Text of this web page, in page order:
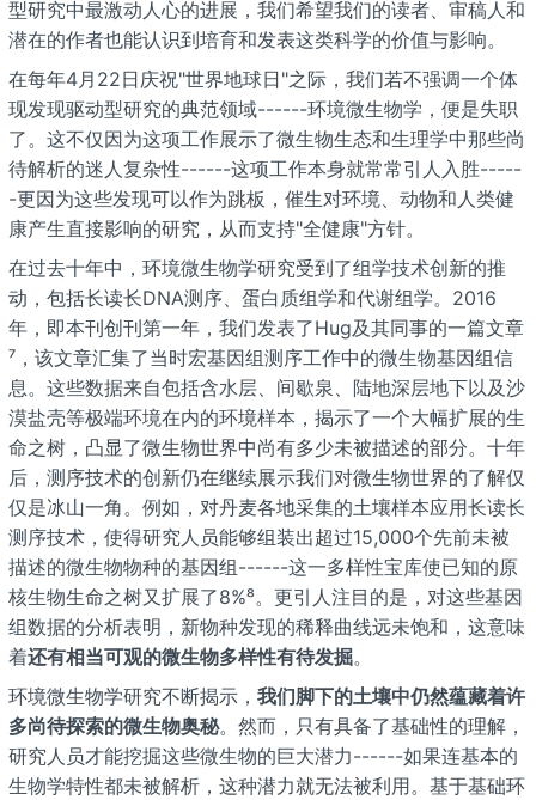
型研究中最激动人心的进展，我们希望我们的读者、审稿人和
潜在的作者也能认识到培育和发表这类科学的价值与影响。
在每年4月22日庆祝"世界地球日"之际，我们若不强调一个体
现发现驱动型研究的典范领域------环境微生物学，便是失职
了。这不仅因为这项工作展示了微生物生态和生理学中那些尚
待解析的迷人复杂性------这项工作本身就常常引人入胜-----
-更因为这些发现可以作为跳板，催生对环境、动物和人类健
康产生直接影响的研究，从而支持"全健康"方针。
在过去十年中，环境微生物学研究受到了组学技术创新的推
动，包括长读长DNA测序、蛋白质组学和代谢组学。2016
年，即本刊创刊第一年，我们发表了Hug及其同事的一篇文章
⁷，该文章汇集了当时宏基因组测序工作中的微生物基因组信
息。这些数据来自包括含水层、间歇泉、陆地深层地下以及沙
漠盐壳等极端环境在内的环境样本，揭示了一个大幅扩展的生
命之树，凸显了微生物世界中尚有多少未被描述的部分。十年
后，测序技术的创新仍在继续展示我们对微生物世界的了解仅
仅是冰山一角。例如，对丹麦各地采集的土壤样本应用长读长
测序技术，使得研究人员能够组装出超过15,000个先前未被
描述的微生物物种的基因组------这一多样性宝库使已知的原
核生物生命之树又扩展了8%⁸。更引人注目的是，对这些基因
组数据的分析表明，新物种发现的稀释曲线远未饱和，这意味
着还有相当可观的微生物多样性有待发掘。
环境微生物学研究不断揭示， 我们脚下的土壤中仍然蕴藏着许
多尚待探索的微生物奥秘。然而，只有具备了基础性的理解，
研究人员才能挖掘这些微生物的巨大潜力------如果连基本的
生物学特性都未被解析，这种潜力就无法被利用。基于基础环